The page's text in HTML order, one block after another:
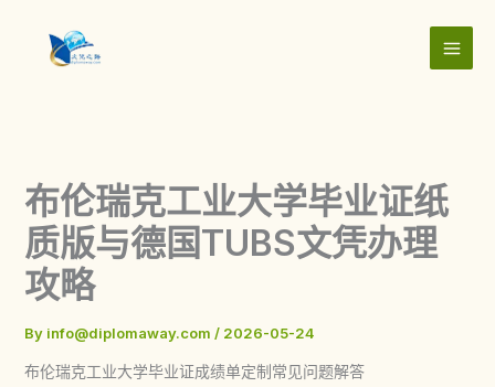
content
布伦瑞克工业大学毕业证纸
质版与德国TUBS文凭办理
攻略
By info@diplomaway.com / 2026-05-24
布伦瑞克工业大学毕业证成绩单定制常见问题解答